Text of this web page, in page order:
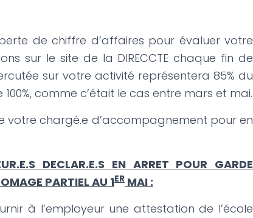
de chiffre d’affaires pour évaluer votre
sur le site de la DIRECCTE chaque fin de
sur votre activité représentera 85% du
comme c’était le cas entre mars et mai.
votre chargé.e d’accompagnement pour en
DECLAR.E.S EN ARRET POUR GARDE
PARTIEL AU 1ER MAI :
à l’employeur une attestation de l’école